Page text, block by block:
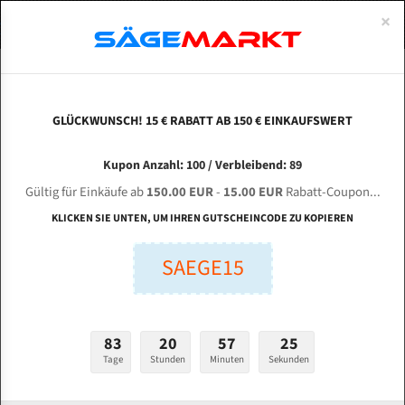
SPARTAN PA 13 / 3 für 4115 mm Bi-Metall
Bandsägeblätter
Länge (mm):
Stärken + Zahnteilung:
mm
ABOUTS
ENGLISH
Bi-Metall Meterware
Fleischerei Bandsägeblätter
Bandmesser Glatt Meterware
Konvex Meterware
×
GLÜCKWUNSCH! 15 € RABATT AB 150 € EINKAUFSWERT
Kupon Anzahl: 100 / Verbleibend: 89
Gültig für Einkäufe ab150.00 EUR- 15.00 EURRabatt-Coupon...
KLICKEN SIE UNTEN, UM IHREN GUTSCHEINCODE ZU KOPIEREN
SAEGE15
83
Tage
20
Stunden
57
Minuten
24
Sekunden